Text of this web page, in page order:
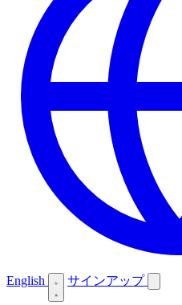
English サインアップ